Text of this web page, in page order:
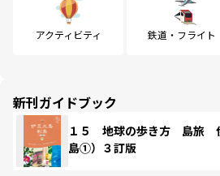
アクティビティ 鉄道・フライト
新刊ガイドブック
１５ 地球の歩き方 島旅
島①）３訂版